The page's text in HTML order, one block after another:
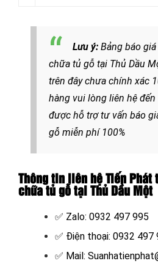
Lưu ý: Bảng báo
chữa tủ gỗ tại Thủ Dầu
trên đây chưa chính xác
hàng vui lòng liên hệ đến
được hỗ trợ tư vấn báo
gỗ miễn phí 100%
Thông tin liên hệ Tiến Phát
chữa tủ gỗ tại Thủ Dầu Một
✅ Zalo: 0932 497 995
✅ Điện thoại: 0932 497
✅ Mail: